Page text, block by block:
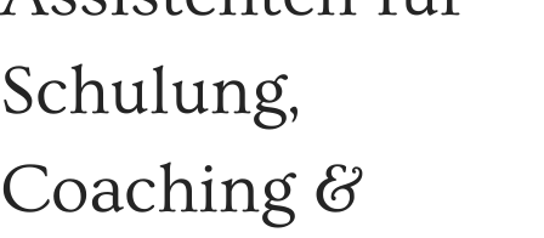
Schulung,
Coaching &